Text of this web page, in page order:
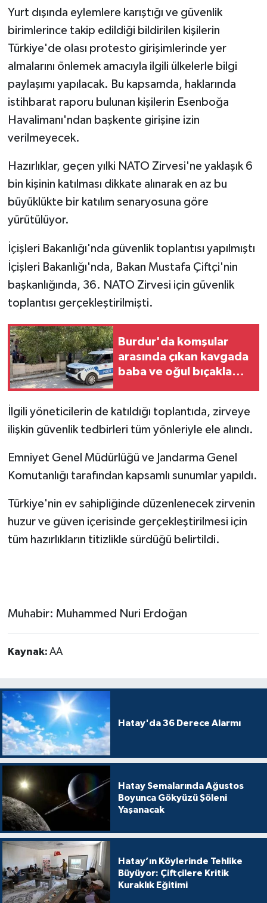
Yurt dışında eylemlere karıştığı ve güvenlik
birimlerince takip edildiği bildirilen kişilerin
Türkiye'de olası protesto girişimlerinde yer
almalarını önlemek amacıyla ilgili ülkelerle bilgi
paylaşımı yapılacak. Bu kapsamda, haklarında
istihbarat raporu bulunan kişilerin Esenboğa
Havalimanı'ndan başkente girişine izin
verilmeyecek.
Hazırlıklar, geçen yılki NATO Zirvesi'ne yaklaşık 6
bin kişinin katılması dikkate alınarak en az bu
büyüklükte bir katılım senaryosuna göre
yürütülüyor.
İçişleri Bakanlığı'nda güvenlik toplantısı yapılmıştı
İçişleri Bakanlığı'nda, Bakan Mustafa Çiftçi'nin
başkanlığında, 36. NATO Zirvesi için güvenlik
toplantısı gerçekleştirilmişti.
Burdur'da komşular
arasında çıkan kavgada
baba ve oğul bıçakla
İlgili yöneticilerin de katıldığı toplantıda, zirveye
ilişkin güvenlik tedbirleri tüm yönleriyle ele alındı.
Emniyet Genel Müdürlüğü ve Jandarma Genel
Komutanlığı tarafından kapsamlı sunumlar yapıldı.
Türkiye'nin ev sahipliğinde düzenlenecek zirvenin
huzur ve güven içerisinde gerçekleştirilmesi için
tüm hazırlıkların titizlikle sürdüğü belirtildi.
Muhabir: Muhammed Nuri Erdoğan
Kaynak: AA
Hatay'da 36 Derece Alarmı
Hatay Semalarında Ağustos
Boyunca Gökyüzü Şöleni
Yaşanacak
Hatay’ın Köylerinde Tehlike
Büyüyor: Çiftçilere Kritik
Kuraklık Eğitimi